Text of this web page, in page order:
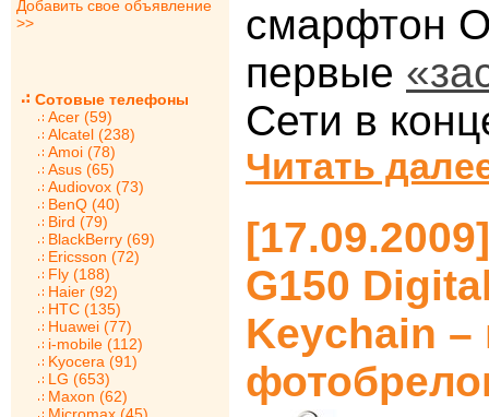
Добавить свое объявление
>>
Сотовые телефоны
Acer (59)
Alcatel (238)
Amoi (78)
Asus (65)
Audiovox (73)
BenQ (40)
Bird (79)
BlackBerry (69)
Ericsson (72)
Fly (188)
Haier (92)
HTC (135)
Huawei (77)
i-mobile (112)
Kyocera (91)
LG (653)
Maxon (62)
смарфтон
первые
Сети в
Читать
G150
Keychain